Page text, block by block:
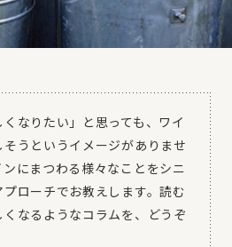
くなりたい」と思っても、ワイ
うというイメージがありませ
にまつわる様々なことをシニ
ローチでお教えします。読む
なるようなコラムを、どうぞ